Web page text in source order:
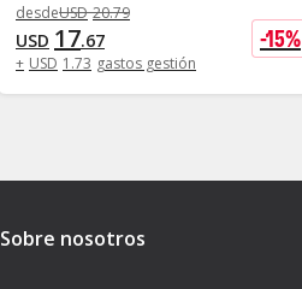
desdeUSD 20.79
USD 17.67
+ USD 1 .73 gastos gestión
-15%
Sobre nosotros